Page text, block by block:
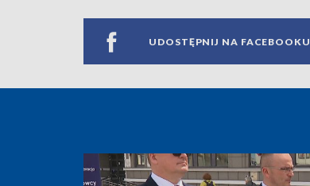
UDOSTĘPNIJ NA FACEBOOKU